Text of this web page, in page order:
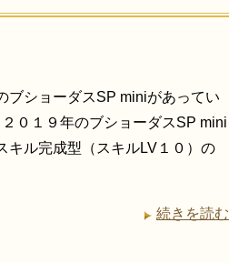
ブショーダスSP miniがあってい
０１９年のブショーダスSP mini
ル完成型（スキルLV１０）の
続きを読む